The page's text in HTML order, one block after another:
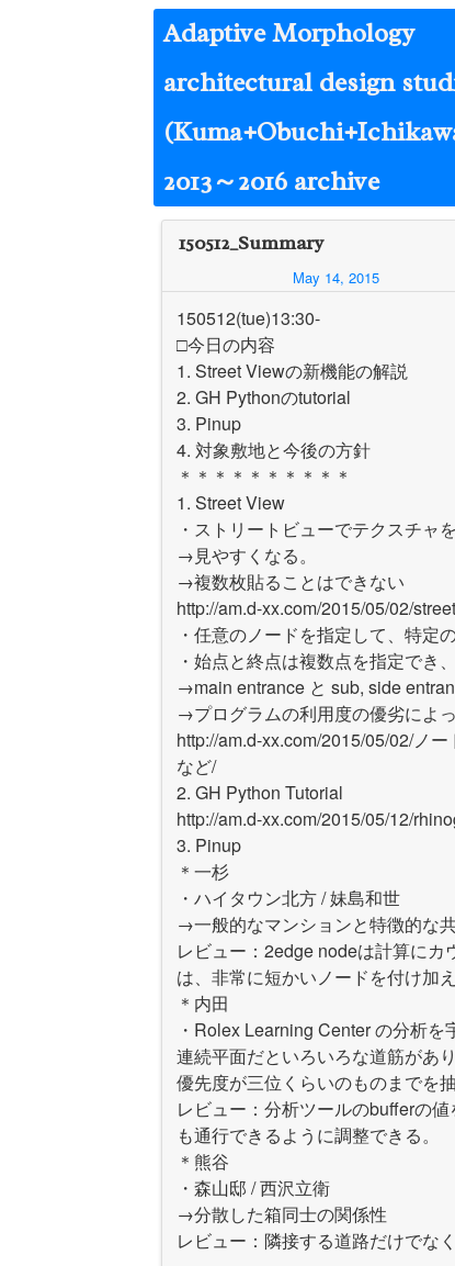
Skip
to
content
Adaptive Morphology
architectural design
2013～2016 archive
150512_Summary
May 14, 2015
150512(tue)13:30-
□今日の内容
1. Street Viewの新機能の解説
2. GH Pythonのtutorial
3. Pinup
4. 対象敷地と今後の方針
＊＊＊＊＊＊＊＊＊＊
1. Street View
・ストリートビューでテクスチャ
→見やすくなる。
→複数枚貼ることはできない
http://am.d-xx.com/2015/05/02/
・任意のノードを指定して、特定
・始点と終点は複数点を指定でき
→main entrance と sub, side
→プログラムの利用度の優劣によっ
http://am.d-xx.com/2015/05/02/ノ
など/
2. GH Python Tutorial
http://am.d-xx.com/2015/05/12/
3. Pinup
＊一杉
・ハイタウン北方 / 妹島和世
→一般的なマンションと特徴的な
レビュー：2edge nodeは計算に
は、非常に短かいノードを付け加
＊内田
・Rolex Learning Center の分析
連続平面だといろいろな道筋があ
優先度が三位くらいのものまでを
レビュー：分析ツールのbufferの
も通行できるように調整できる。
＊熊谷
・森山邸 / 西沢立衛
→分散した箱同士の関係性
レビュー：隣接する道路だけでな